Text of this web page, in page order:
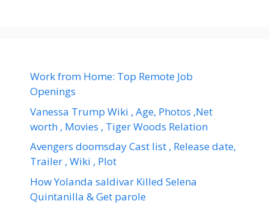
Work from Home: Top Remote Job
Openings
Vanessa Trump Wiki , Age, Photos ,Net
worth , Movies , Tiger Woods Relation
Avengers doomsday Cast list , Release date,
Trailer , Wiki , Plot
How Yolanda saldivar Killed Selena
Quintanilla & Get parole